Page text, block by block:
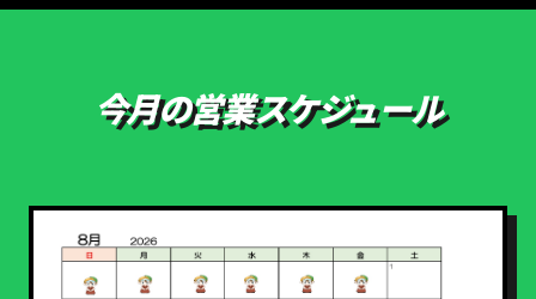
今月の営業スケジュール